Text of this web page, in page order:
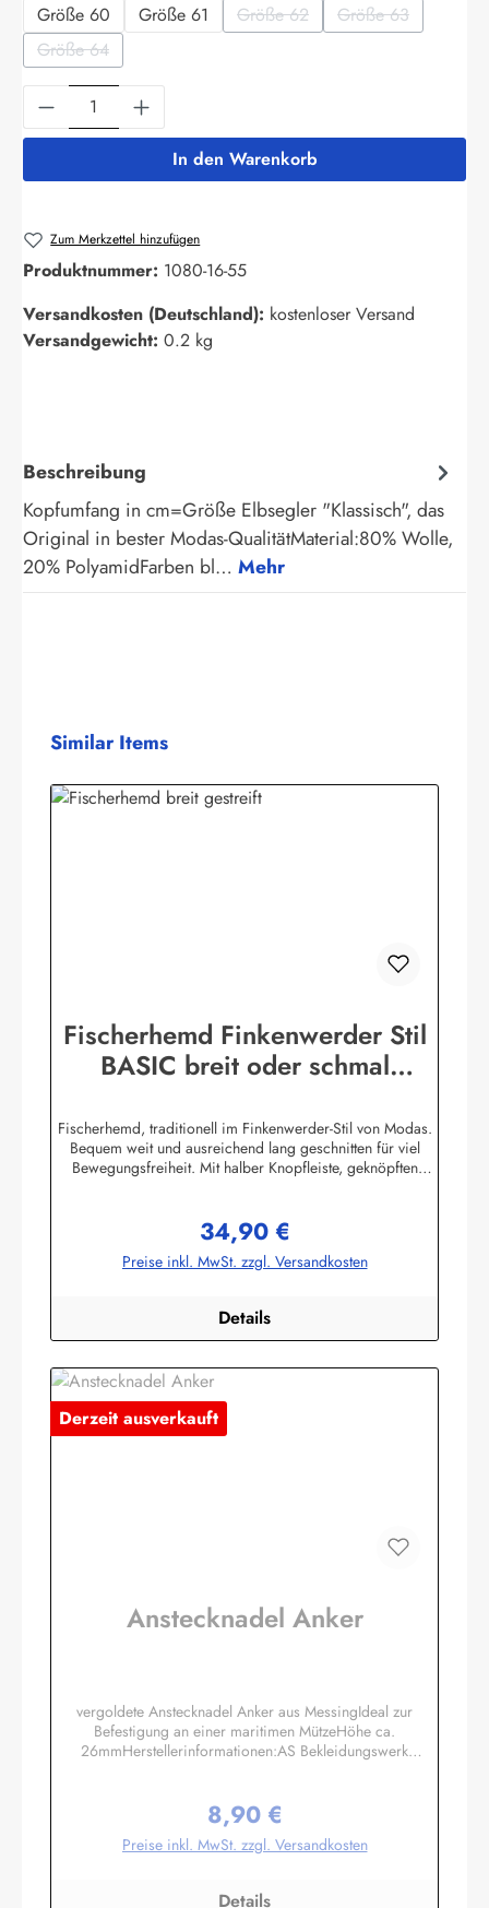
Größe 60
Größe 61 Größe 62
(Diese Option ist zurzeit nicht
Größe 63
(Diese Option ist
Größe 64
(Diese Option ist zurzeit nicht verfügbar.)
Produkt Anzahl: Gib den gewünschten
In den Warenkorb
Zum Merkzettel hinzufügen
Produktnummer: 1080-16-55
Versandkosten (Deutschland): kostenloser Versand
Versandgewicht: 0.2 kg
Beschreibung
Kopfumfang in cm=Größe Elbsegler "Klassisch", das
Original in bester Modas-QualitätMaterial:80% Wolle,
20% PolyamidFarben bl… Mehr
Produktgalerie überspringen
Similar Items
Fischerhemd Finkenwerder Stil
BASIC breit oder schmal
Fischerhemd, traditionell im Finkenwerder-Stil von Modas.
Bequem weit und ausreichend lang geschnitten für viel
Bewegungsfreiheit. Mit halber Knopfleiste, geknöpften
buntgewebt. (ca. 190 g/m²) Achtung! Die Hemden fallen
sehr groß aus. Bitte Größentabelle beachten. Die
Größentabelle finden Sie unter diesem Link oder bei den
GmbHHeglitzer Str. 1226409 Wittmundinfo@modas-
bekleidung.de
Regulärer Preis:
34,90 €
Preise inkl. MwSt. zzgl. Versandkosten
Details
Derzeit ausverkauft
Anstecknadel Anker
vergoldete Anstecknadel Anker aus MessingIdeal zur
Befestigung an einer maritimen MützeHöhe ca.
26mmHerstellerinformationen:AS Bekleidungswerk
Regulärer Preis:
8,90 €
Preise inkl. MwSt. zzgl. Versandkosten
Details